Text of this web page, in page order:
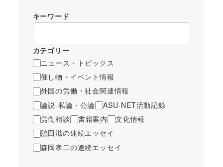
キーワード
カテゴリー
ニュース・トピックス
催し物・イベント情報
外国の労働・社会関連情報
論説-私論・公論
ASU-NET活動記録
労働相談
書籍案内
文化情報
脇田滋の連続エッセイ
森岡孝二の連続エッセイ